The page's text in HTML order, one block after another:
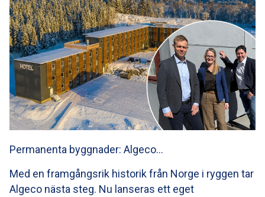
Permanenta byggnader: Algeco…
Med en framgångsrik historik från Norge i ryggen tar
Algeco nästa steg. Nu lanseras ett eget